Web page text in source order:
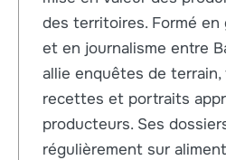
des territoires. Formé
et en journalisme entre
allie enquêtes de
recettes et portraits
producteurs. Ses
régulièrement sur